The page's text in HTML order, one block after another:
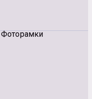
Фоторамки